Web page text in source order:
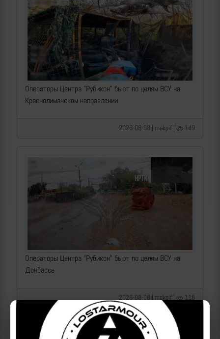
Операторы Центра "Рубикон" бьют по целям ВСУ на
Краснолиманском направлении
2026-08-08 | makpif | 149
Операторы Центра "Рубикон" бьют по целям ВСУ на
Донбассе
2026-08-08 | makpif | 116